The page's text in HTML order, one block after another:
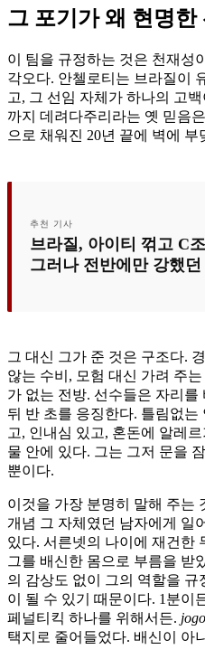
그 포기가 왜 현명
이 팀을 규정하는 것은 천재성
각오다. 안첼로티는 브라질이
고, 그 선임 자체가 하나의 고
까지 데려다주리라는 옛 믿음
으로 채워진 20년 끝에 벽에 부
추천 기사
브라질, 아이티 꺾고 C
그러나 전반에만 강했
그 대신 그가 준 것은 구조다.
않는 수비, 모험 대신 가려 주
가 없는 전방. 선수들은 자리
뒤 반 초를 응징한다. 틀림없는
고, 인내심 있고, 혼돈에 알레
물 안에 있다. 그는 그저 문을
뿐이다.
이것을 가장 분명히 말해 주는
개념 그 자체였던 남자에게 일
있다. 서른넷의 나이에 재건한
그를 배신한 몸으로 부름을 받
의 감상도 없이 그의 역할을
이 될 수 있기 때문이다. 1분이
페널티킥 하나를 위해서든.
택지로 줄어들었다. 배신이 아